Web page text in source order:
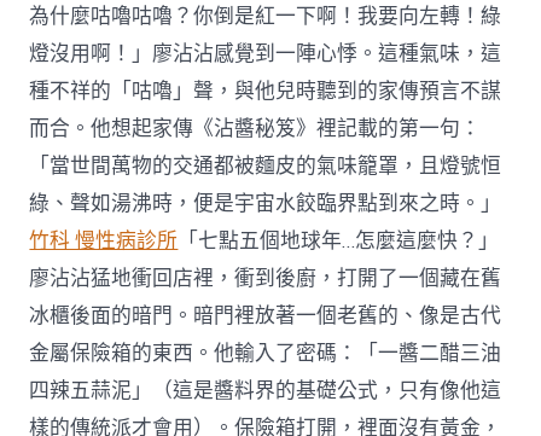
為什麼咕嚕咕嚕？你倒是紅一下啊！我要向左轉！綠
燈沒用啊！」廖沾沾感覺到一陣心悸。這種氣味，這
種不祥的「咕嚕」聲，與他兒時聽到的家傳預言不謀
而合。他想起家傳《沾醬秘笈》裡記載的第一句：
「當世間萬物的交通都被麵皮的氣味籠罩，且燈號恒
綠、聲如湯沸時，便是宇宙水餃臨界點到來之時。」
竹科 慢性病診所 「七點五個地球年…怎麼這麼快？」
廖沾沾猛地衝回店裡，衝到後廚，打開了一個藏在舊
冰櫃後面的暗門。暗門裡放著一個老舊的、像是古代
金屬保險箱的東西。他輸入了密碼：「一醬二醋三油
四辣五蒜泥」（這是醬料界的基礎公式，只有像他這
樣的傳統派才會用）。保險箱打開，裡面沒有黃金，